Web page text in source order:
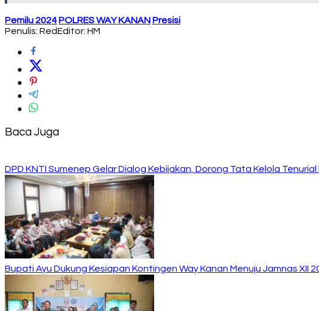
Pemilu 2024 POLRES WAY KANAN Presisi
Penulis: RedEditor: HM
Baca Juga
DPD KNTI Sumenep Gelar Dialog Kebijakan, Dorong Tata Kelola
Bupati Ayu Dukung Kesiapan Kontingen Way Kanan Menuju Jamnas XII